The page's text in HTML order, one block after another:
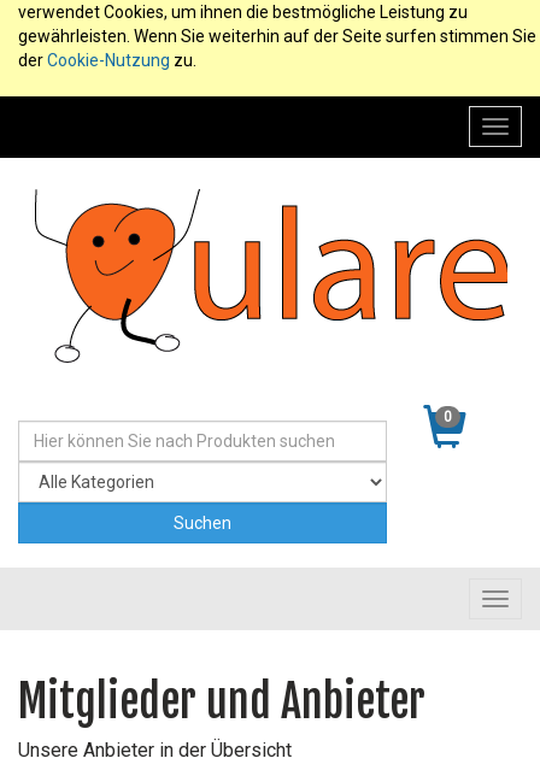
verwendet Cookies, um ihnen die bestmögliche Leistung zu
gewährleisten. Wenn Sie weiterhin auf der Seite surfen stimmen Sie
derCookie-Nutzung zu.
0
Mitglieder und Anbieter
Unsere Anbieter in der Übersicht